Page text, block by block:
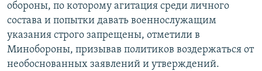
обороны, по которому агитация среди личного
состава и попытки давать военнослужащим
указания строго запрещены, отметили в
Минобороны, призывав политиков воздержаться от
необоснованных заявлений и утверждений.